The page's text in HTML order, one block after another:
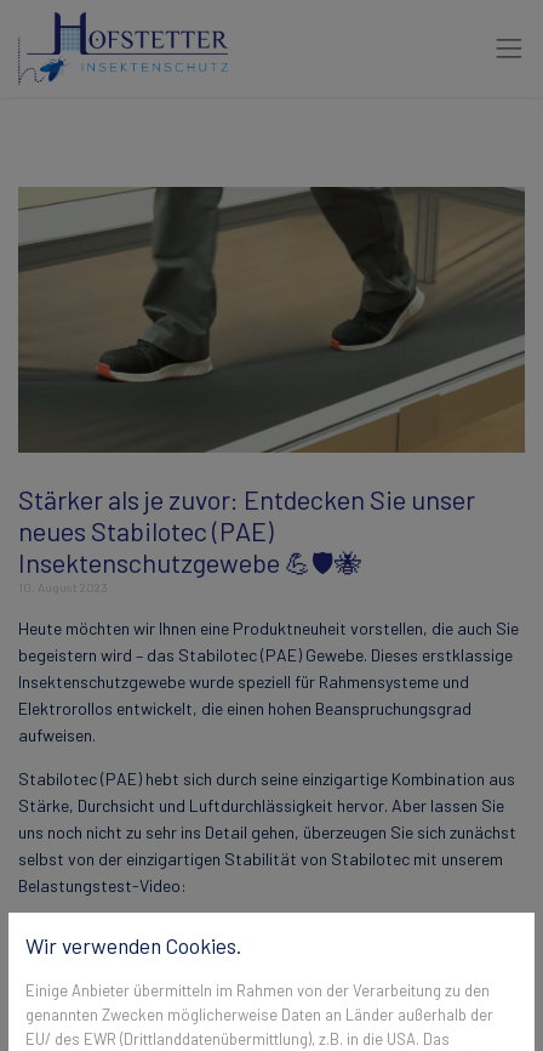
Stärker als je zuvor: Entdecken Sie unser
neues Stabilotec (PAE)
Insektenschutzgewebe 💪🛡️🐝
10. August 2023
Heute möchten wir Ihnen eine Produktneuheit vorstellen, die auch Sie
begeistern wird – das Stabilotec (PAE) Gewebe. Dieses erstklassige
Insektenschutzgewebe wurde speziell für Rahmensysteme und
Elektrorollos entwickelt, die einen hohen Beanspruchungsgrad
aufweisen.
Stabilotec (PAE) hebt sich durch seine einzigartige Kombination aus
Stärke, Durchsicht und Luftdurchlässigkeit hervor. Aber lassen Sie
uns noch nicht zu sehr ins Detail gehen, überzeugen Sie sich zunächst
selbst von der einzigartigen Stabilität von Stabilotec mit unserem
Belastungstest-Video:
Wir verwenden Cookies.
Einige Anbieter übermitteln im Rahmen von der Verarbeitung zu den
genannten Zwecken möglicherweise Daten an Länder außerhalb der
EU/ des EWR (Drittlanddatenübermittlung), z.B. in die USA. Das